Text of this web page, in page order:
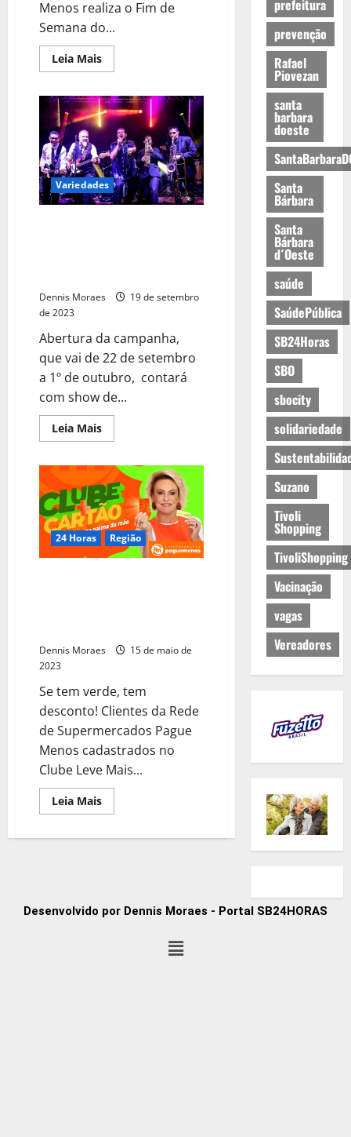
Menos realiza o Fim de
Semana do...
Leia Mais
Variedades
Dennis Moraes
19 de setembro
de 2023
Abertura da campanha,
que vai de 22 de setembro
a 1º de outubro, contará
com show de...
Leia Mais
24 Horas Região
Dennis Moraes
15 de maio de
2023
Se tem verde, tem
desconto! Clientes da Rede
de Supermercados Pague
Menos cadastrados no
Clube Leve Mais...
Leia Mais
prefeitura
prevenção
Rafael
Piovezan
santa
barbara
doeste
Santa
Bárbara
Santa
Bárbara
d´Oeste
saúde
SaúdePública
SB24Horas
SBO
sbocity
solidariedade
Suzano
Tivoli
Shopping
TivoliShopping
Vacinação
vagas
Vereadores
Desenvolvido por Dennis Moraes - Portal SB24HORAS